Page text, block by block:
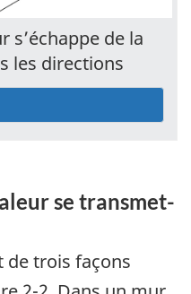
s’échappe de la
les directions
se transmet-
de trois façons